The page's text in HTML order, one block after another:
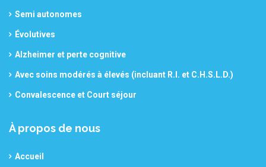
Semi autonomes
Évolutives
Alzheimer et perte cognitive
Avec soins modérés à élevés (incluant R.I. et C.H.S.L.D.)
Convalescence et Court séjour
À propos de nous
Accueil